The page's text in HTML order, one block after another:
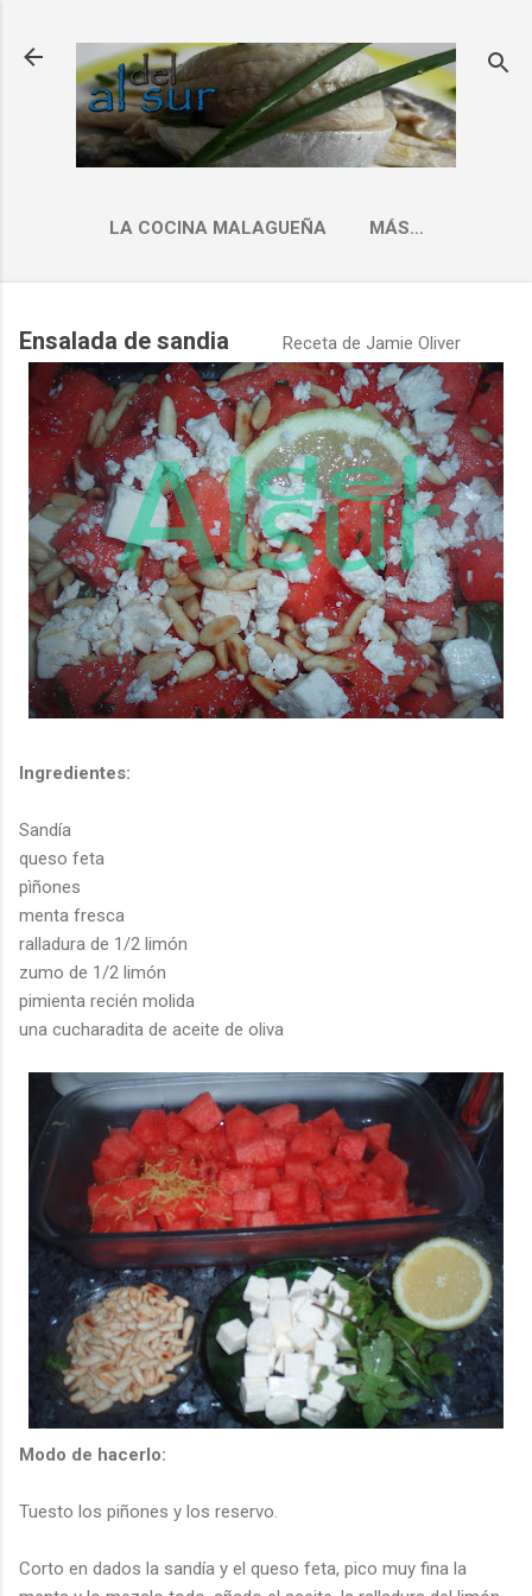
LA COCINA MALAGUEÑA MÁS…
INDICE RECETAS
Ensalada de sandia Receta de Jamie Oliver
Ingredientes:
Sandía
queso feta
pìñones
menta fresca
ralladura de 1/2 limón
zumo de 1/2 limón
pimienta recién molida
una cucharadita de aceite de oliva
Modo de hacerlo:
Tuesto los piñones y los reservo.
Corto en dados la sandía y el queso feta, pico muy fina la